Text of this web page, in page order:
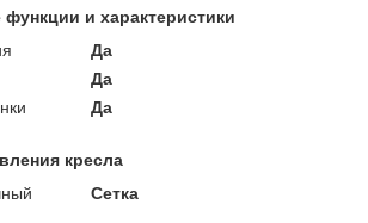
и характеристики
Да
Да
Да
кресла
Сетка